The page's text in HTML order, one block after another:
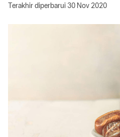
Terakhir diperbarui 30 Nov 2020